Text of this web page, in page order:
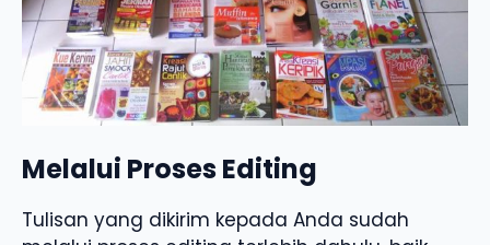
Melalui Proses Editing
Tulisan yang dikirim kepada Anda sudah